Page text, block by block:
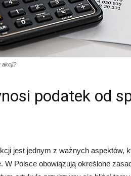
akcji?
podatek od
jest jednym z ważnych aspektów,
W Polsce obowiązują określone